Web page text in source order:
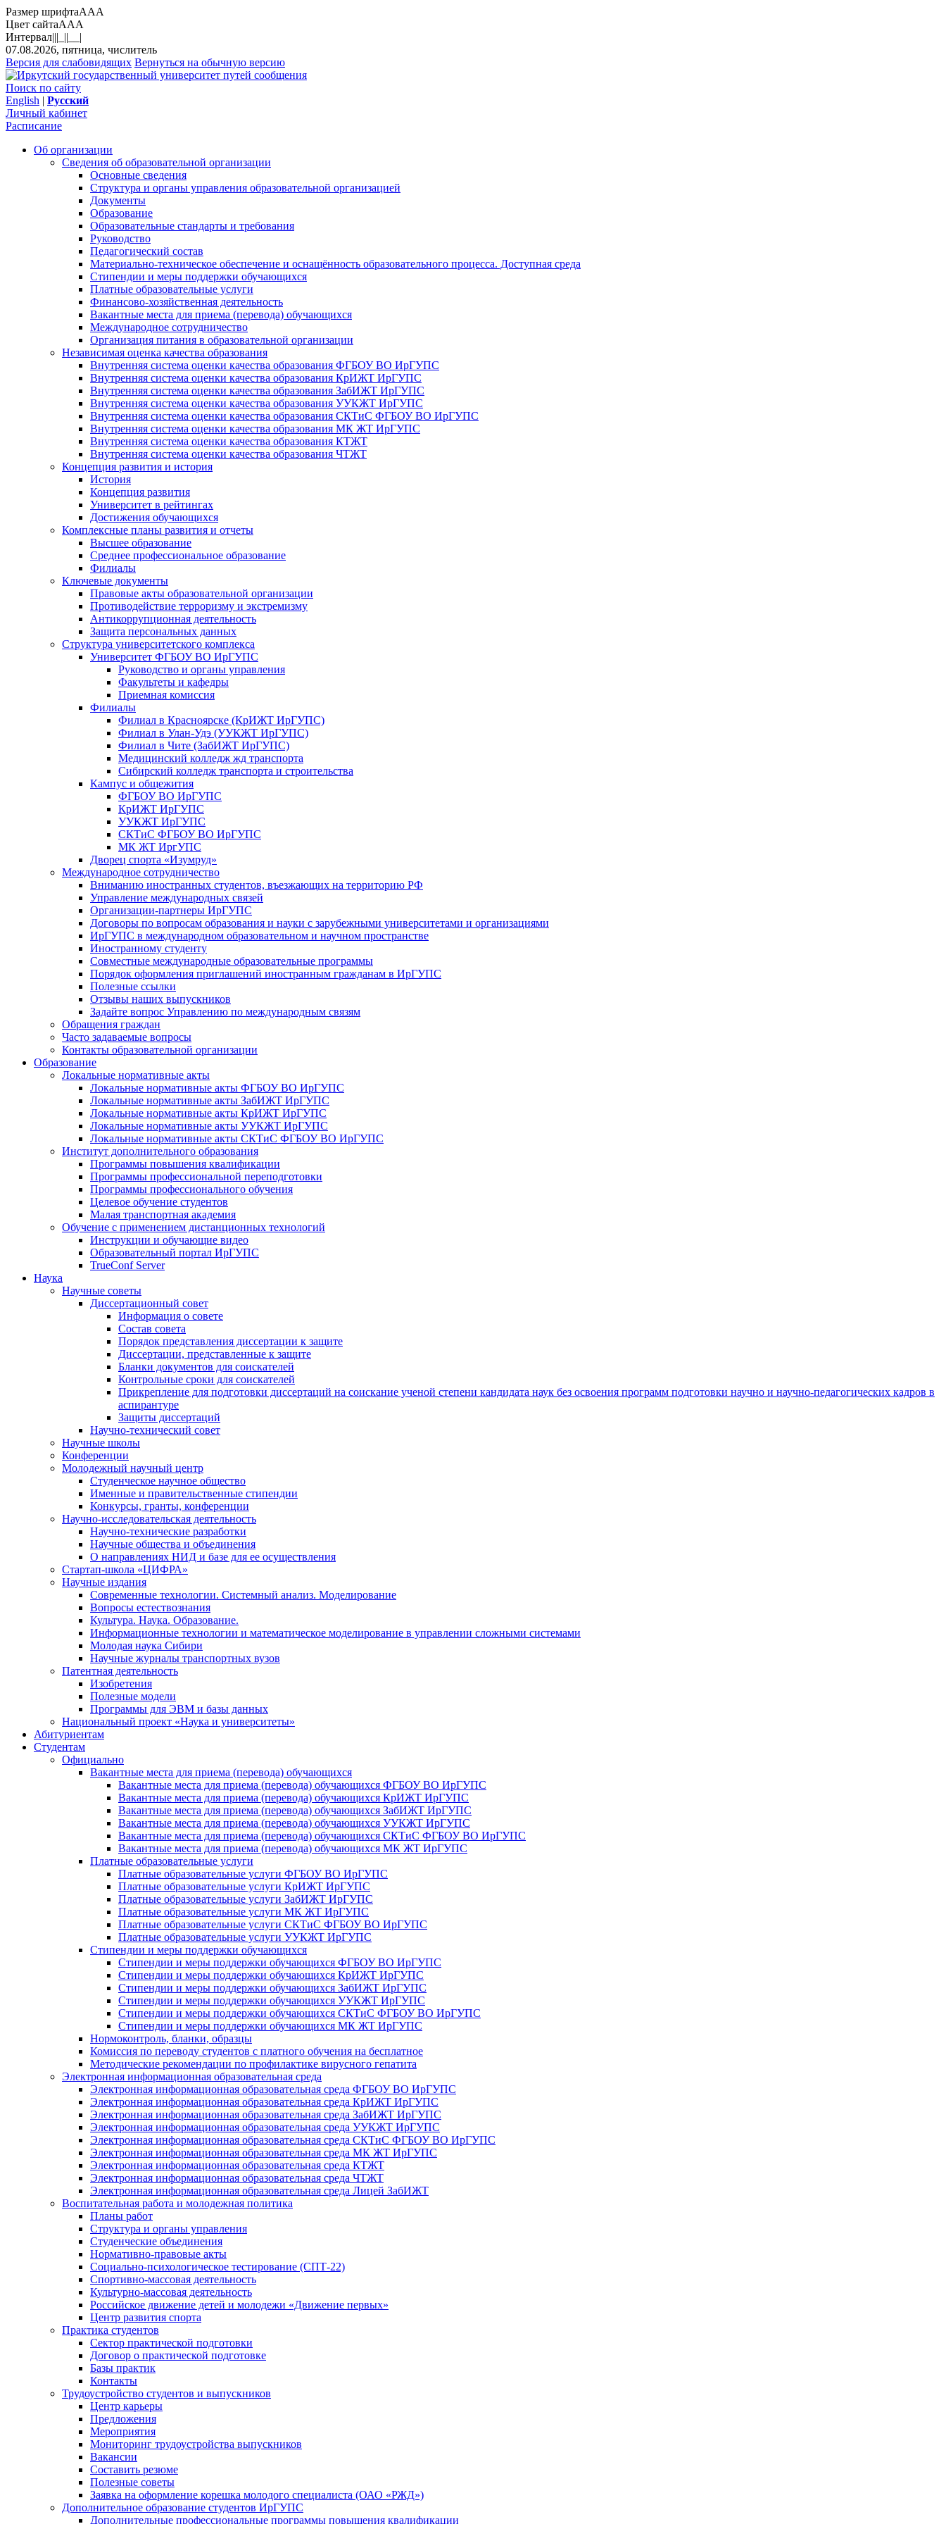
Размер шрифтаAAA
Цвет сайтаAAA
Интервал|||_||__|
07.08.2026, пятница, числитель
Версия для слабовидящих Вернуться на обычную версию
Поиск по сайту
English | Русский
Личный кабинет
Расписание
Об организации
Сведения об образовательной организации
Основные сведения
Структура и органы управления образовательной организацией
Документы
Образование
Образовательные стандарты и требования
Руководство
Педагогический состав
Материально-техническое обеспечение и оснащённость образовательного процесса. Доступная среда
Стипендии и меры поддержки обучающихся
Платные образовательные услуги
Финансово-хозяйственная деятельность
Вакантные места для приема (перевода) обучающихся
Международное сотрудничество
Организация питания в образовательной организации
Независимая оценка качества образования
Внутренняя система оценки качества образования ФГБОУ ВО ИрГУПС
Внутренняя система оценки качества образования КрИЖТ ИрГУПС
Внутренняя система оценки качества образования ЗабИЖТ ИрГУПС
Внутренняя система оценки качества образования УУКЖТ ИрГУПС
Внутренняя система оценки качества образования СКТиС ФГБОУ ВО ИрГУПС
Внутренняя система оценки качества образования МК ЖТ ИрГУПС
Внутренняя система оценки качества образования КТЖТ
Внутренняя система оценки качества образования ЧТЖТ
Концепция развития и история
История
Концепция развития
Университет в рейтингах
Достижения обучающихся
Комплексные планы развития и отчеты
Высшее образование
Среднее профессиональное образование
Филиалы
Ключевые документы
Правовые акты образовательной организации
Противодействие терроризму и экстремизму
Антикоррупционная деятельность
Защита персональных данных
Структура университетского комплекса
Университет ФГБОУ ВО ИрГУПС
Руководство и органы управления
Факультеты и кафедры
Приемная комиссия
Филиалы
Филиал в Красноярске (КрИЖТ ИрГУПС)
Филиал в Улан-Удэ (УУКЖТ ИрГУПС)
Филиал в Чите (ЗабИЖТ ИрГУПС)
Медицинский колледж жд транспорта
Сибирский колледж транспорта и строительства
Кампус и общежития
ФГБОУ ВО ИрГУПС
КрИЖТ ИрГУПС
УУКЖТ ИрГУПС
СКТиС ФГБОУ ВО ИрГУПС
МК ЖТ ИргУПС
Дворец спорта «Изумруд»
Международное сотрудничество
Вниманию иностранных студентов, въезжающих на территорию РФ
Управление международных связей
Организации-партнеры ИрГУПС
Договоры по вопросам образования и науки с зарубежными университетами и организациями
ИрГУПС в международном образовательном и научном пространстве
Иностранному студенту
Совместные международные образовательные программы
Порядок оформления приглашений иностранным гражданам в ИрГУПС
Полезные ссылки
Отзывы наших выпускников
Задайте вопрос Управлению по международным связям
Обращения граждан
Часто задаваемые вопросы
Контакты образовательной организации
Образование
Локальные нормативные акты
Локальные нормативные акты ФГБОУ ВО ИрГУПС
Локальные нормативные акты ЗабИЖТ ИрГУПС
Локальные нормативные акты КрИЖТ ИрГУПС
Локальные нормативные акты УУКЖТ ИрГУПС
Локальные нормативные акты СКТиС ФГБОУ ВО ИрГУПС
Институт дополнительного образования
Программы повышения квалификации
Программы профессиональной переподготовки
Программы профессионального обучения
Целевое обучение студентов
Малая транспортная академия
Обучение с применением дистанционных технологий
Инструкции и обучающие видео
Образовательный портал ИрГУПС
TrueConf Server
Наука
Научные советы
Диссертационный совет
Информация о совете
Состав совета
Порядок представления диссертации к защите
Диссертации, представленные к защите
Бланки документов для соискателей
Контрольные сроки для соискателей
Прикрепление для подготовки диссертаций на соискание ученой степени кандидата наук без освоения программ подготовки научно и научно-педагогических кадров в
аспирантуре
Защиты диссертаций
Научно-технический совет
Научные школы
Конференции
Молодежный научный центр
Студенческое научное общество
Именные и правительственные стипендии
Конкурсы, гранты, конференции
Научно-исследовательская деятельность
Научно-технические разработки
Научные общества и объединения
О направлениях НИД и базе для ее осуществления
Стартап-школа «ЦИФРА»
Научные издания
Современные технологии. Системный анализ. Моделирование
Вопросы естествознания
Культура. Наука. Образование.
Информационные технологии и математическое моделирование в управлении сложными системами
Молодая наука Сибири
Научные журналы транспортных вузов
Патентная деятельность
Изобретения
Полезные модели
Программы для ЭВМ и базы данных
Национальный проект «Наука и университеты»
Абитуриентам
Студентам
Официально
Вакантные места для приема (перевода) обучающихся
Вакантные места для приема (перевода) обучающихся ФГБОУ ВО ИрГУПС
Вакантные места для приема (перевода) обучающихся КрИЖТ ИрГУПС
Вакантные места для приема (перевода) обучающихся ЗабИЖТ ИрГУПС
Вакантные места для приема (перевода) обучающихся УУКЖТ ИрГУПС
Вакантные места для приема (перевода) обучающихся СКТиС ФГБОУ ВО ИрГУПС
Вакантные места для приема (перевода) обучающихся МК ЖТ ИрГУПС
Платные образовательные услуги
Платные образовательные услуги ФГБОУ ВО ИрГУПС
Платные образовательные услуги КрИЖТ ИрГУПС
Платные образовательные услуги ЗабИЖТ ИрГУПС
Платные образовательные услуги МК ЖТ ИрГУПС
Платные образовательные услуги СКТиС ФГБОУ ВО ИрГУПС
Платные образовательные услуги УУКЖТ ИрГУПС
Стипендии и меры поддержки обучающихся
Стипендии и меры поддержки обучающихся ФГБОУ ВО ИрГУПС
Стипендии и меры поддержки обучающихся КрИЖТ ИрГУПС
Стипендии и меры поддержки обучающихся ЗабИЖТ ИрГУПС
Стипендии и меры поддержки обучающихся УУКЖТ ИрГУПС
Стипендии и меры поддержки обучающихся СКТиС ФГБОУ ВО ИрГУПС
Стипендии и меры поддержки обучающихся МК ЖТ ИрГУПС
Нормоконтроль, бланки, образцы
Комиссия по переводу студентов с платного обучения на бесплатное
Методические рекомендации по профилактике вирусного гепатита
Электронная информационная образовательная среда
Электронная информационная образовательная среда ФГБОУ ВО ИрГУПС
Электронная информационная образовательная среда КрИЖТ ИрГУПС
Электронная информационная образовательная среда ЗабИЖТ ИрГУПС
Электронная информационная образовательная среда УУКЖТ ИрГУПС
Электронная информационная образовательная среда СКТиС ФГБОУ ВО ИрГУПС
Электронная информационная образовательная среда МК ЖТ ИрГУПС
Электронная информационная образовательная среда КТЖТ
Электронная информационная образовательная среда ЧТЖТ
Электронная информационная образовательная среда Лицей ЗабИЖТ
Воспитательная работа и молодежная политика
Планы работ
Структура и органы управления
Студенческие объединения
Нормативно-правовые акты
Социально-психологическое тестирование (СПТ-22)
Спортивно-массовая деятельность
Культурно-массовая деятельность
Российское движение детей и молодежи «Движение первых»
Центр развития спорта
Практика студентов
Сектор практической подготовки
Договор о практической подготовке
Базы практик
Контакты
Трудоустройство студентов и выпускников
Центр карьеры
Предложения
Мероприятия
Мониторинг трудоустройства выпускников
Вакансии
Составить резюме
Полезные советы
Заявка на оформление корешка молодого специалиста (ОАО «РЖД»)
Дополнительное образование студентов ИрГУПС
Дополнительные профессиональные программы повышения квалификации